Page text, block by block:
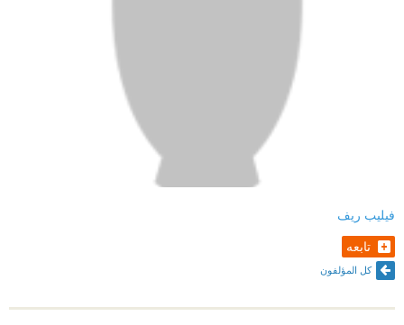
فيليب ريف
تابعه
كل المؤلفون